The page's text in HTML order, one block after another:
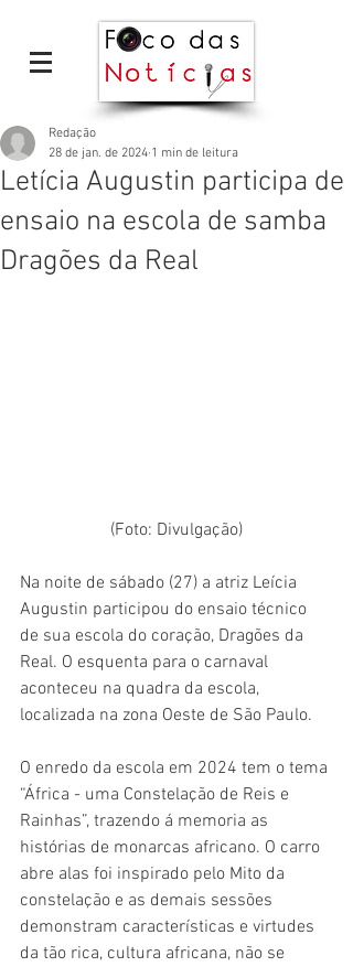
Letícia Augustin participa de
ensaio na escola de samba
Dragões da Real
Redação
28 de jan. de 2024 1 min de leitura
(Foto: Divulgação)
Na noite de sábado (27) a atriz Leícia
Augustin participou do ensaio técnico
de sua escola do coração, Dragões da
Real. O esquenta para o carnaval
aconteceu na quadra da escola,
localizada na zona Oeste de São Paulo.
O enredo da escola em 2024 tem o tema
“África - uma Constelação de Reis e
Rainhas”, trazendo á memoria as
histórias de monarcas africano. O carro
abre alas foi inspirado pelo Mito da
constelação e as demais sessões
demonstram características e virtudes
da tão rica, cultura africana, não se